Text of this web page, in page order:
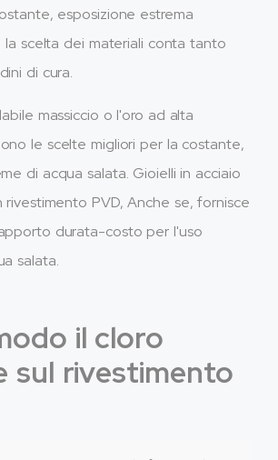
esposizione estrema
la scelta dei materiali conta tanto
di cura.
massiccio o l'oro ad alta
le scelte migliori per la costante,
di acqua salata. Gioielli in acciaio
rivestimento PVD, Anche se, fornisce
durata-costo per l'uso
salata.
il cloro
sul rivestimento